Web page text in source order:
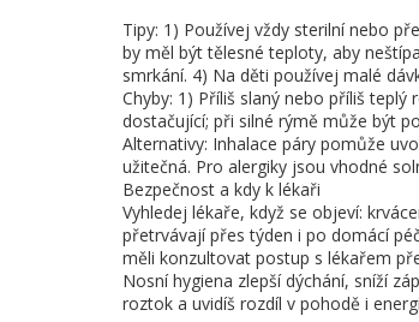
Tipy: 1) Používej vždy sterilní nebo
by měl být tělesné teploty, aby
smrkání. 4) Na děti používej malé
Chyby: 1) Příliš slaný nebo příliš
dostačující; při silné rýmě může být
Alternativy: Inhalace páry pomůže
užitečná. Pro alergiky jsou vhodné
Bezpečnost a kdy k lékaři
Vyhledej lékaře, když se objeví:
přetrvávají přes týden i po domácí
měli konzultovat postup s lékařem
Nosní hygiena zlepší dýchání, sníží
roztok a uvidíš rozdíl v pohodě i